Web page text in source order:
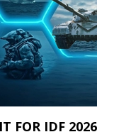
IT FOR IDF 2026